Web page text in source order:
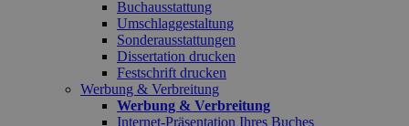
Buchausstattung
Umschlaggestaltung
Sonderausstattungen
Dissertation drucken
Festschrift drucken
Werbung & Verbreitung
Werbung & Verbreitung
Internet-Präsentation Ihres Buches